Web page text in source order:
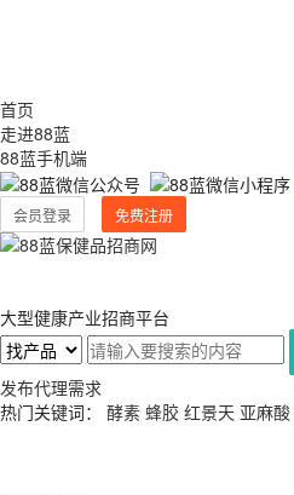
首页
走进88蓝
88蓝手机端
会员登录 免费注册
大型健康产业招商平台
发布代理需求
热门关键词： 酵素 蜂胶 红景天 亚麻酸